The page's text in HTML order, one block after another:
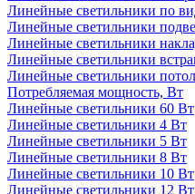
Линейные светильники по
Линейные светильники
Линейные светильники
Линейные светильники
Линейные светильники
Потребляемая мощность, Вт
Линейные светильники 60 Вт
Линейные светильники 4 Вт
Линейные светильники 5 Вт
Линейные светильники 8 Вт
Линейные светильники 10 Вт
Линейные светильники 12 Вт